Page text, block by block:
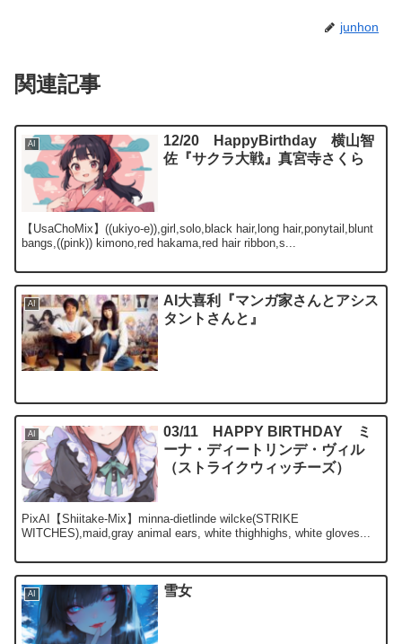
junhon
関連記事
AI
12/20 HappyBirthday 横山智
佐『サクラ大戦』真宮寺さくら
【UsaChoMix】((ukiyo-e)),girl,solo,black hair,long hair,ponytail,blunt
bangs,((pink)) kimono,red hakama,red hair ribbon,s...
AI
AI大喜利『マンガ家さんとアシス
タントさんと』
AI
03/11 HAPPY BIRTHDAY ミ
ーナ・ディートリンデ・ヴィル
（ストライクウィッチーズ）
PixAI【Shiitake-Mix】minna-dietlinde wilcke(STRIKE
WITCHES),maid,gray animal ears, white thighhighs, white gloves...
AI 雪女